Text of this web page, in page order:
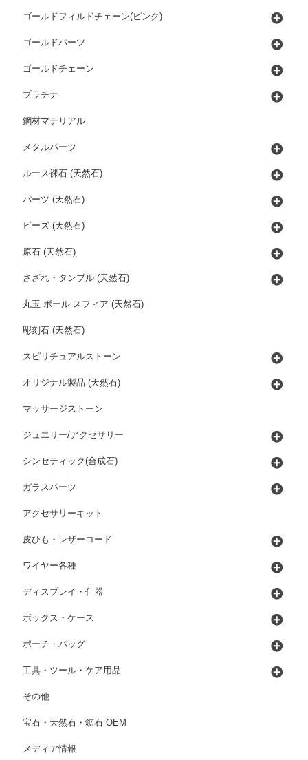
ゴールドフィルドチェーン(ピンク)
ゴールドパーツ
ゴールドチェーン
プラチナ
鋼材マテリアル
メタルパーツ
ルース裸石 (天然石)
パーツ (天然石)
ビーズ (天然石)
原石 (天然石)
さざれ・タンブル (天然石)
丸玉 ボール スフィア (天然石)
彫刻石 (天然石)
スピリチュアルストーン
オリジナル製品 (天然石)
マッサージストーン
ジュエリー/アクセサリー
シンセティック(合成石)
ガラスパーツ
アクセサリーキット
皮ひも・レザーコード
ワイヤー各種
ディスプレイ・什器
ボックス・ケース
ポーチ・バッグ
工具・ツール・ケア用品
その他
宝石・天然石・鉱石 OEM
メディア情報